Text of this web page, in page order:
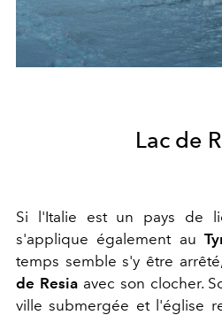
Lac de
Si l'Italie est un pays de
s'applique également au
temps semble s'y être
de Resiaavec son clocher.
ville submergée et l'église